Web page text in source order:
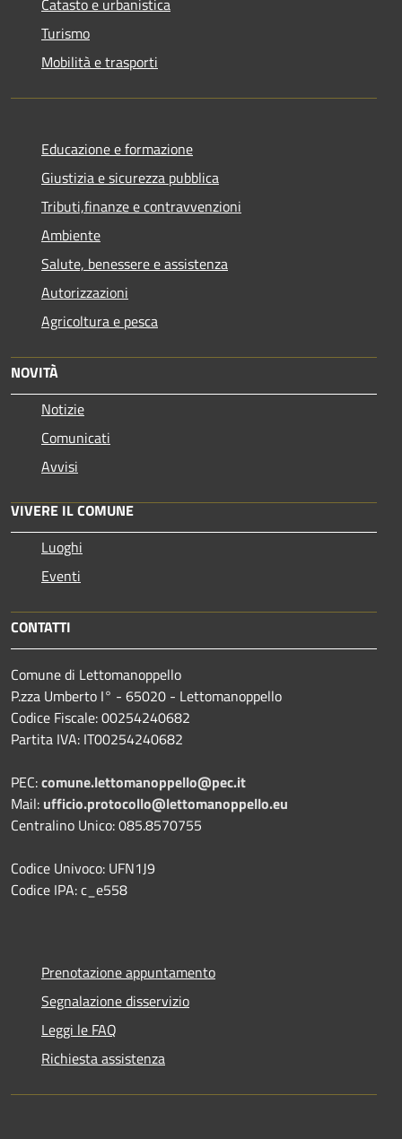
Catasto e urbanistica
Turismo
Mobilità e trasporti
Educazione e formazione
Giustizia e sicurezza pubblica
Tributi,finanze e contravvenzioni
Ambiente
Salute, benessere e assistenza
Autorizzazioni
Agricoltura e pesca
NOVITÀ
Notizie
Comunicati
Avvisi
VIVERE IL COMUNE
Luoghi
Eventi
CONTATTI
Comune di Lettomanoppello
P.zza Umberto I° - 65020 - Lettomanoppello
Codice Fiscale: 00254240682
Partita IVA: IT00254240682
PEC:comune.lettomanoppello@pec.it
Mail: ufficio.protocollo@lettomanoppello.eu
Centralino Unico: 085.8570755
Codice Univoco: UFN1J9
Codice IPA: c_e558
Prenotazione appuntamento
Segnalazione disservizio
Leggi le FAQ
Richiesta assistenza